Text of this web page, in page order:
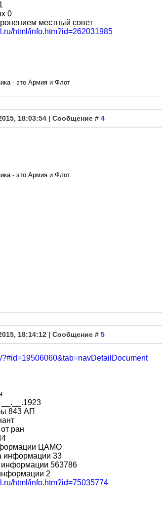
0
местный совет
html/info.htm?id=262031985
- это Армия и Флот
18:03:54 | Сообщение # 4
- это Армия и Флот
18:14:12 | Сообщение # 5
?#id=19506060&tab=navDetailDocument
843 АП
ран
ЦАМО
информации 33
информации 563786
2
html/info.htm?id=75035774